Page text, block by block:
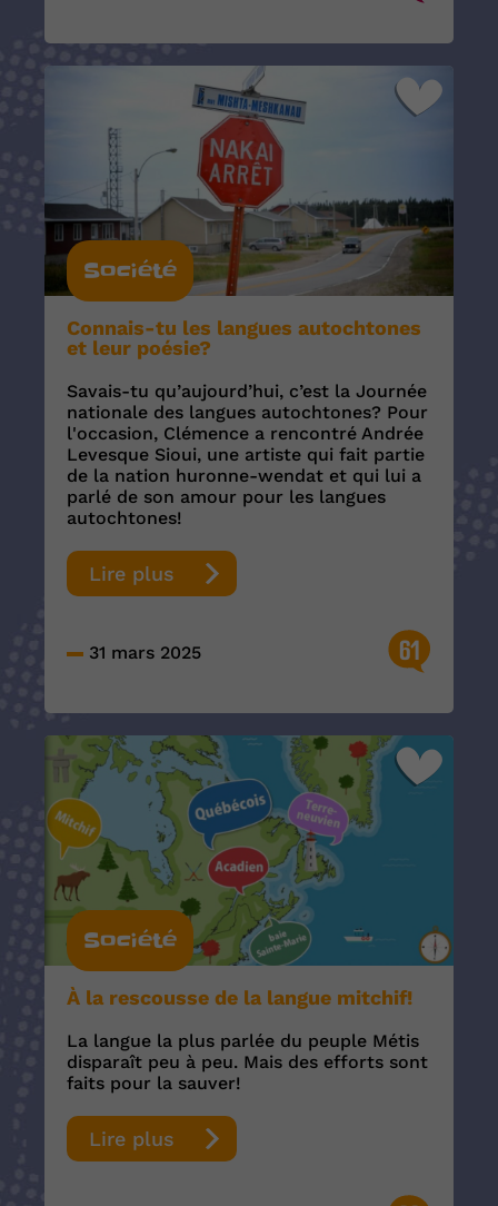
Société
Connais-tu les langues autochtones
et leur poésie?
Savais-tu qu’aujourd’hui, c’est la Journée
nationale des langues autochtones? Pour
l'occasion, Clémence a rencontré Andrée
Levesque Sioui, une artiste qui fait partie
de la nation huronne-wendat et qui lui a
parlé de son amour pour les langues
autochtones!
Lire plus
31 mars 2025 61
Société
À la rescousse de la langue mitchif!
La langue la plus parlée du peuple Métis
disparaît peu à peu. Mais des efforts sont
faits pour la sauver!
Lire plus